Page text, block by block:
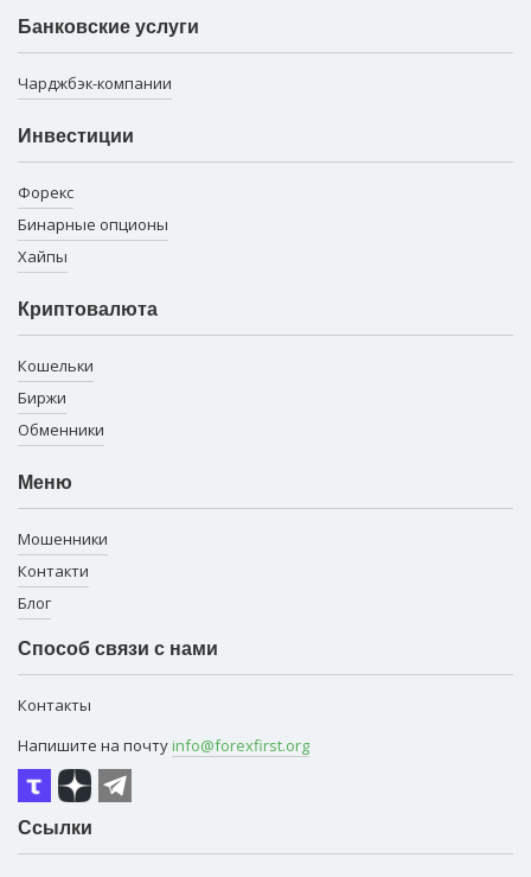
Банковские услуги
Чарджбэк-компании
Инвестиции
Форекс
Бинарные опционы
Хайпы
Криптовалюта
Кошельки
Биржи
Обменники
Меню
Мошенники
Контакти
Блог
Способ связи с нами
Контакты
Напишите на почту info@forexfirst.org
Ссылки